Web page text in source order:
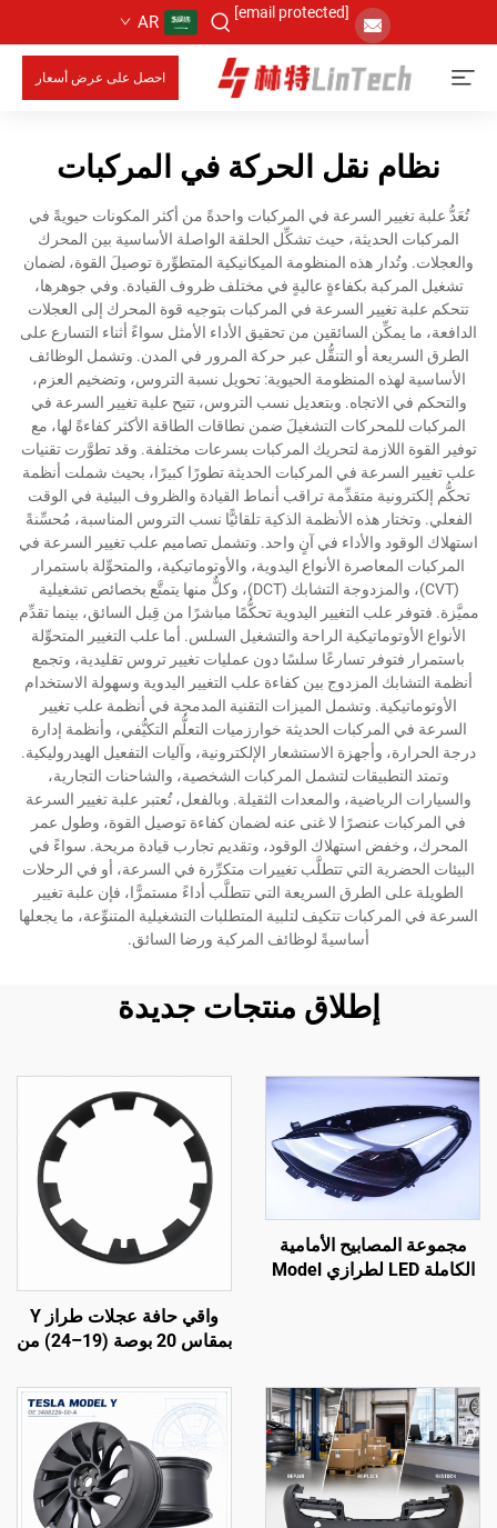
[email protected]
AR
احصل على عرض أسعار
نظام نقل الحركة في المركبات
تُعَدُّ علبة تغيير السرعة في المركبات واحدةً من أكثر المكونات حيويةً في
المركبات الحديثة، حيث تشكِّل الحلقة الواصلة الأساسية بين المحرك
والعجلات. وتُدار هذه المنظومة الميكانيكية المتطوِّرة توصيلَ القوة، لضمان
تشغيل المركبة بكفاءةٍ عاليةٍ في مختلف ظروف القيادة. وفي جوهرها،
تتحكم علبة تغيير السرعة في المركبات بتوجيه قوة المحرك إلى العجلات
الدافعة، ما يمكِّن السائقين من تحقيق الأداء الأمثل سواءً أثناء التسارع على
الطرق السريعة أو التنقُّل عبر حركة المرور في المدن. وتشمل الوظائف
الأساسية لهذه المنظومة الحيوية: تحويل نسبة التروس، وتضخيم العزم،
والتحكم في الاتجاه. وبتعديل نسب التروس، تتيح علبة تغيير السرعة في
المركبات للمحركات التشغيلَ ضمن نطاقات الطاقة الأكثر كفاءةً لها، مع
توفير القوة اللازمة لتحريك المركبات بسرعات مختلفة. وقد تطوَّرت تقنيات
علب تغيير السرعة في المركبات الحديثة تطورًا كبيرًا، بحيث شملت أنظمة
تحكُّم إلكترونية متقدِّمة تراقب أنماط القيادة والظروف البيئية في الوقت
الفعلي. وتختار هذه الأنظمة الذكية تلقائيًّا نسب التروس المناسبة، مُحسِّنةً
استهلاك الوقود والأداء في آنٍ واحد. وتشمل تصاميم علب تغيير السرعة في
المركبات المعاصرة الأنواع اليدوية، والأوتوماتيكية، والمتحوِّلة باستمرار
(CVT)، والمزدوجة التشابك (DCT)، وكلٌّ منها يتمتَّع بخصائص تشغيلية
مميَّزة. فتوفر علب التغيير اليدوية تحكُّمًا مباشرًا من قِبل السائق، بينما تقدِّم
الأنواع الأوتوماتيكية الراحة والتشغيل السلس. أما علب التغيير المتحوِّلة
باستمرار فتوفر تسارعًا سلسًا دون عمليات تغيير تروس تقليدية، وتجمع
أنظمة التشابك المزدوج بين كفاءة علب التغيير اليدوية وسهولة الاستخدام
الأوتوماتيكية. وتشمل الميزات التقنية المدمجة في أنظمة علب تغيير
السرعة في المركبات الحديثة خوارزميات التعلُّم التكيُّفي، وأنظمة إدارة
درجة الحرارة، وأجهزة الاستشعار الإلكترونية، وآليات التفعيل الهيدروليكية.
وتمتد التطبيقات لتشمل المركبات الشخصية، والشاحنات التجارية،
والسيارات الرياضية، والمعدات الثقيلة. وبالفعل، تُعتبر علبة تغيير السرعة
في المركبات عنصرًا لا غنى عنه لضمان كفاءة توصيل القوة، وطول عمر
المحرك، وخفض استهلاك الوقود، وتقديم تجارب قيادة مريحة. سواءً في
البيئات الحضرية التي تتطلَّب تغييرات متكرِّرة في السرعة، أو في الرحلات
الطويلة على الطرق السريعة التي تتطلَّب أداءً مستمرًّا، فإن علبة تغيير
السرعة في المركبات تتكيف لتلبية المتطلبات التشغيلية المتنوِّعة، ما يجعلها
أساسيةً لوظائف المركبة ورضا السائق.
إطلاق منتجات جديدة
مجموعة المصابيح الأمامية
الكاملة LED لطرازي Model
استبدال للمصابيح الأمامية
واقي حافة عجلات طراز Y
بمقاس 20 بوصة (19–24) من